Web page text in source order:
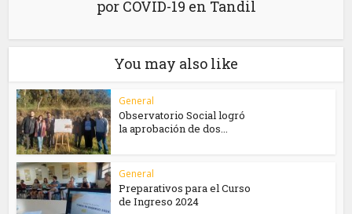
por COVID-19 en Tandil
You may also like
General
Observatorio Social logró
la aprobación de dos...
General
Preparativos para el Curso
de Ingreso 2024